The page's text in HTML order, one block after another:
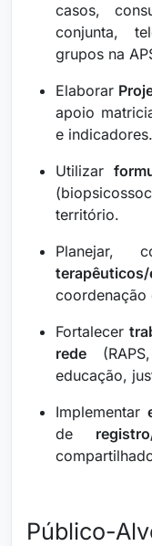
casos,
conjunta,
grupos na
Elaborar
apoio
e indicadores.
Utilizar
território.
Planejar,
coordenação
Fortalecer
rede
educação,
Implementar
de
Público-